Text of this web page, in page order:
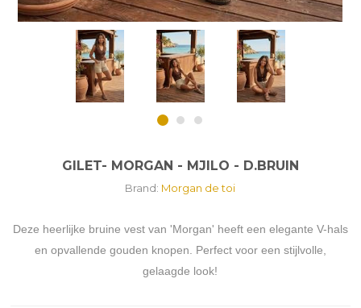
GILET- MORGAN - MJILO - D.BRUIN
Brand: Morgan de toi
Deze heerlijke bruine vest van 'Morgan' heeft een elegante V-hals
en opvallende gouden knopen. Perfect voor een stijlvolle,
gelaagde look!